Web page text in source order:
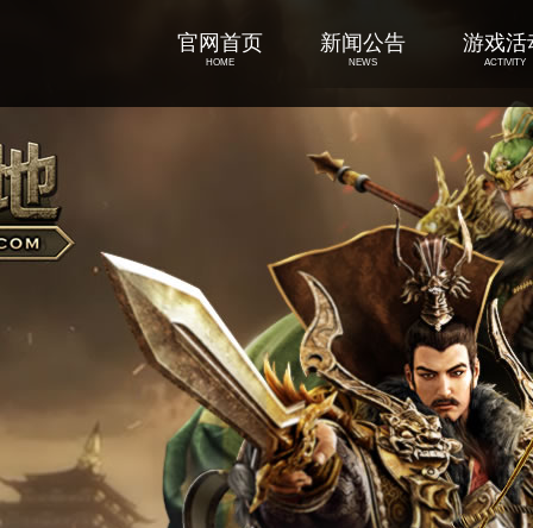
官网首页
HOME
新闻公告
NEWS
游戏活
ACTIVITY